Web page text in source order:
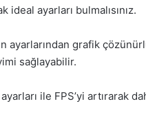
ayarları bulmalısınız.
ayarlarından grafik
sağlayabilir.
ile FPS’yi artırarak